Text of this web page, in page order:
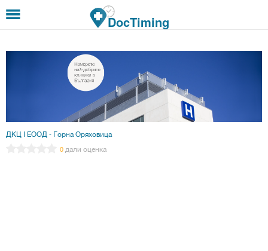
Премини към основното съдържание
DocTiming
ДКЦ І ЕООД - Горна Оряховица
0 дали оценка